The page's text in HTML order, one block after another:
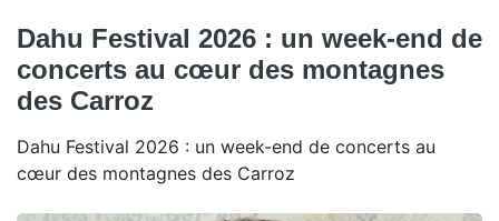
Dahu Festival 2026 : un week-end de
concerts au cœur des montagnes
des Carroz
Dahu Festival 2026 : un week-end de concerts au
cœur des montagnes des Carroz